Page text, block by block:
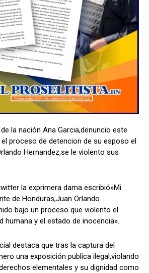
WhatsApp
Síganos
WhatsApp
Síganos
la nación Ana Garcia,denuncio este
proceso de detencion de su esposo el
Hernandez,se le violento sus
la exprimera dama escribió»Mi
de Honduras,Juan Orlando
bajo un proceso que violento el
humana y el estado de inocencia».
destaca que tras la captura del
una exposición publica ilegal,violando
elementales y su dignidad como